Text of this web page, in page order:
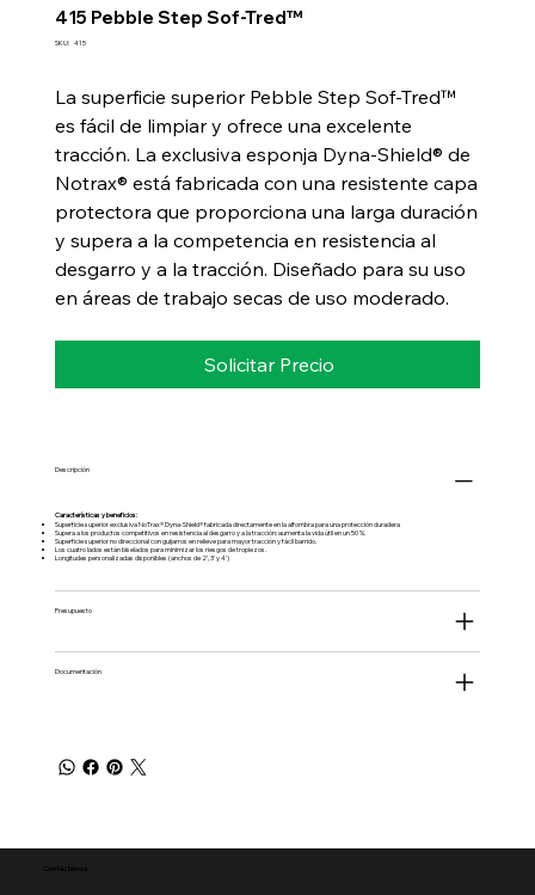
415 Pebble Step Sof-Tred™
SKU: SKU
415
La superficie superior Pebble Step Sof-Tred™
es fácil de limpiar y ofrece una excelente
tracción. La exclusiva esponja Dyna-Shield® de
Notrax® está fabricada con una resistente capa
protectora que proporciona una larga duración
y supera a la competencia en resistencia al
desgarro y a la tracción. Diseñado para su uso
en áreas de trabajo secas de uso moderado.
Solicitar Precio
Descripción
Características y beneficios:
Superficie superior exclusiva NoTrax® Dyna-Shield® fabricada directamente en la alfombra para una protección duradera
Supera a los productos competitivos en resistencia al desgarro y a la tracción: aumenta la vida útil en un 50 %.
Superficie superior no direccional con guijarros en relieve para mayor tracción y fácil barrido.
Los cuatro lados están biselados para minimizar los riesgos de tropiezos.
Longitudes personalizadas disponibles (anchos de 2', 3' y 4')
Presupuesto
Documentación
Contáctenos